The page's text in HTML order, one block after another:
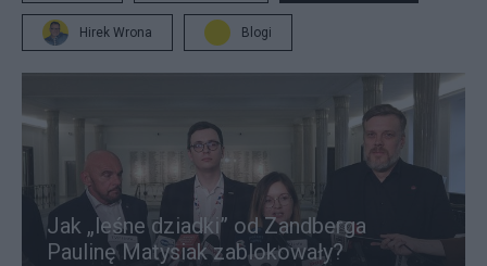
Hirek Wrona Blogi
Jak „leśne dziadki” od Zandberga
Paulinę Matysiak zablokowały?